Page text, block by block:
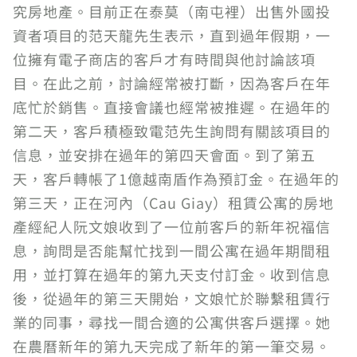
究房地產。目前正在泰莫（南屯裡）出售外國投
資者項目的范天龍先生表示，直到過年假期，一
位擁有電子商店的客戶才有時間與他討論該項
目。在此之前，討論經常被打斷，因為客戶在年
底忙於銷售。直接會議也經常被推遲。在過年的
第二天，客戶積極致電范先生詢問有關該項目的
信息，並安排在過年的第四天會面。到了第五
天，客戶轉帳了1億越南盾作為預訂金。在過年的
第三天，正在河內（Cau Giay）租賃公寓的房地
產經紀人阮文娘收到了一位前客戶的新年祝福信
息，詢問是否能幫忙找到一間公寓在過年期間租
用，並打算在過年的第九天支付訂金。收到信息
後，從過年的第三天開始，文娘忙於聯繫租賃行
業的同事，尋找一間合適的公寓供客戶選擇。她
在農曆新年的第九天完成了新年的第一筆交易。